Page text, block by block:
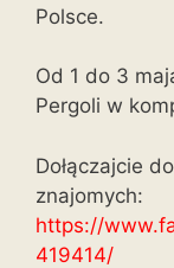
Polsce.
Od 1 do 3
Pergoli w
Dołączajcie
znajomych:
https://
419414/